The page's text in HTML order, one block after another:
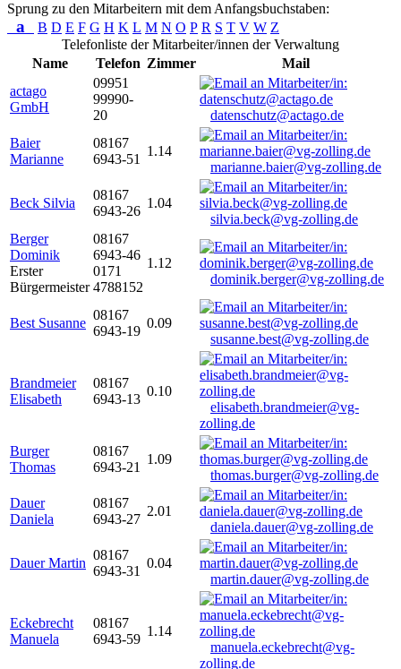
Sprung zu den Mitarbeitern mit dem Anfangsbuchstaben:
a B D E F G H K L M N O P R S T V W Z
Telefonliste der Mitarbeiter/innen der Verwaltung
Name
Telefon Zimmer
Mail
actago
GmbH
09951
99990-
20
datenschutz@actago.de
Baier
Marianne
08167
6943-51
1.14
marianne.baier@vg-zolling.de
Beck Silvia
08167
6943-26
1.04
silvia.beck@vg-zolling.de
Berger
Dominik
Erster
Bürgermeister
08167
6943-46
0171
4788152
1.12
dominik.berger@vg-zolling.de
Best Susanne
08167
6943-19
0.09
susanne.best@vg-zolling.de
Brandmeier
Elisabeth
08167
6943-13
0.10
elisabeth.brandmeier@vg-
zolling.de
Burger
Thomas
08167
6943-21
1.09
thomas.burger@vg-zolling.de
Dauer
Daniela
08167
6943-27
2.01
daniela.dauer@vg-zolling.de
Dauer Martin
08167
6943-31
0.04
martin.dauer@vg-zolling.de
Eckebrecht
Manuela
08167
6943-59
1.14
manuela.eckebrecht@vg-
zolling.de